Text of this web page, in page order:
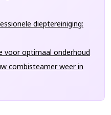
dieptereiniging:
voor optimaal onderhoud
combisteamer weer in